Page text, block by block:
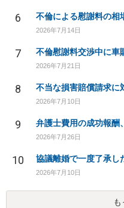
6 不倫による慰謝料の相
2026年7月14日
7 不倫慰謝料交渉中に車
2026年7月21日
8 不当な損害賠償請求に
2026年7月10日
9 弁護士費用の成功報酬
2026年7月26日
10 協議離婚で一度了承し
2026年7月10日
も